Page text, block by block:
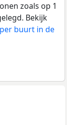
zoals op 1
Bekijk
buurt in de